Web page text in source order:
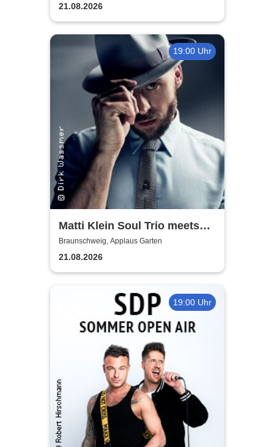
21.08.2026
19:00 Uhr
Matti Klein Soul Trio meets
Max Mutzke
Braunschweig, Applaus Garten
21.08.2026
19:00 Uhr